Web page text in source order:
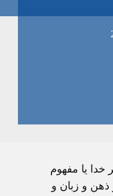
یا مفهوم
ذهن و زبان و